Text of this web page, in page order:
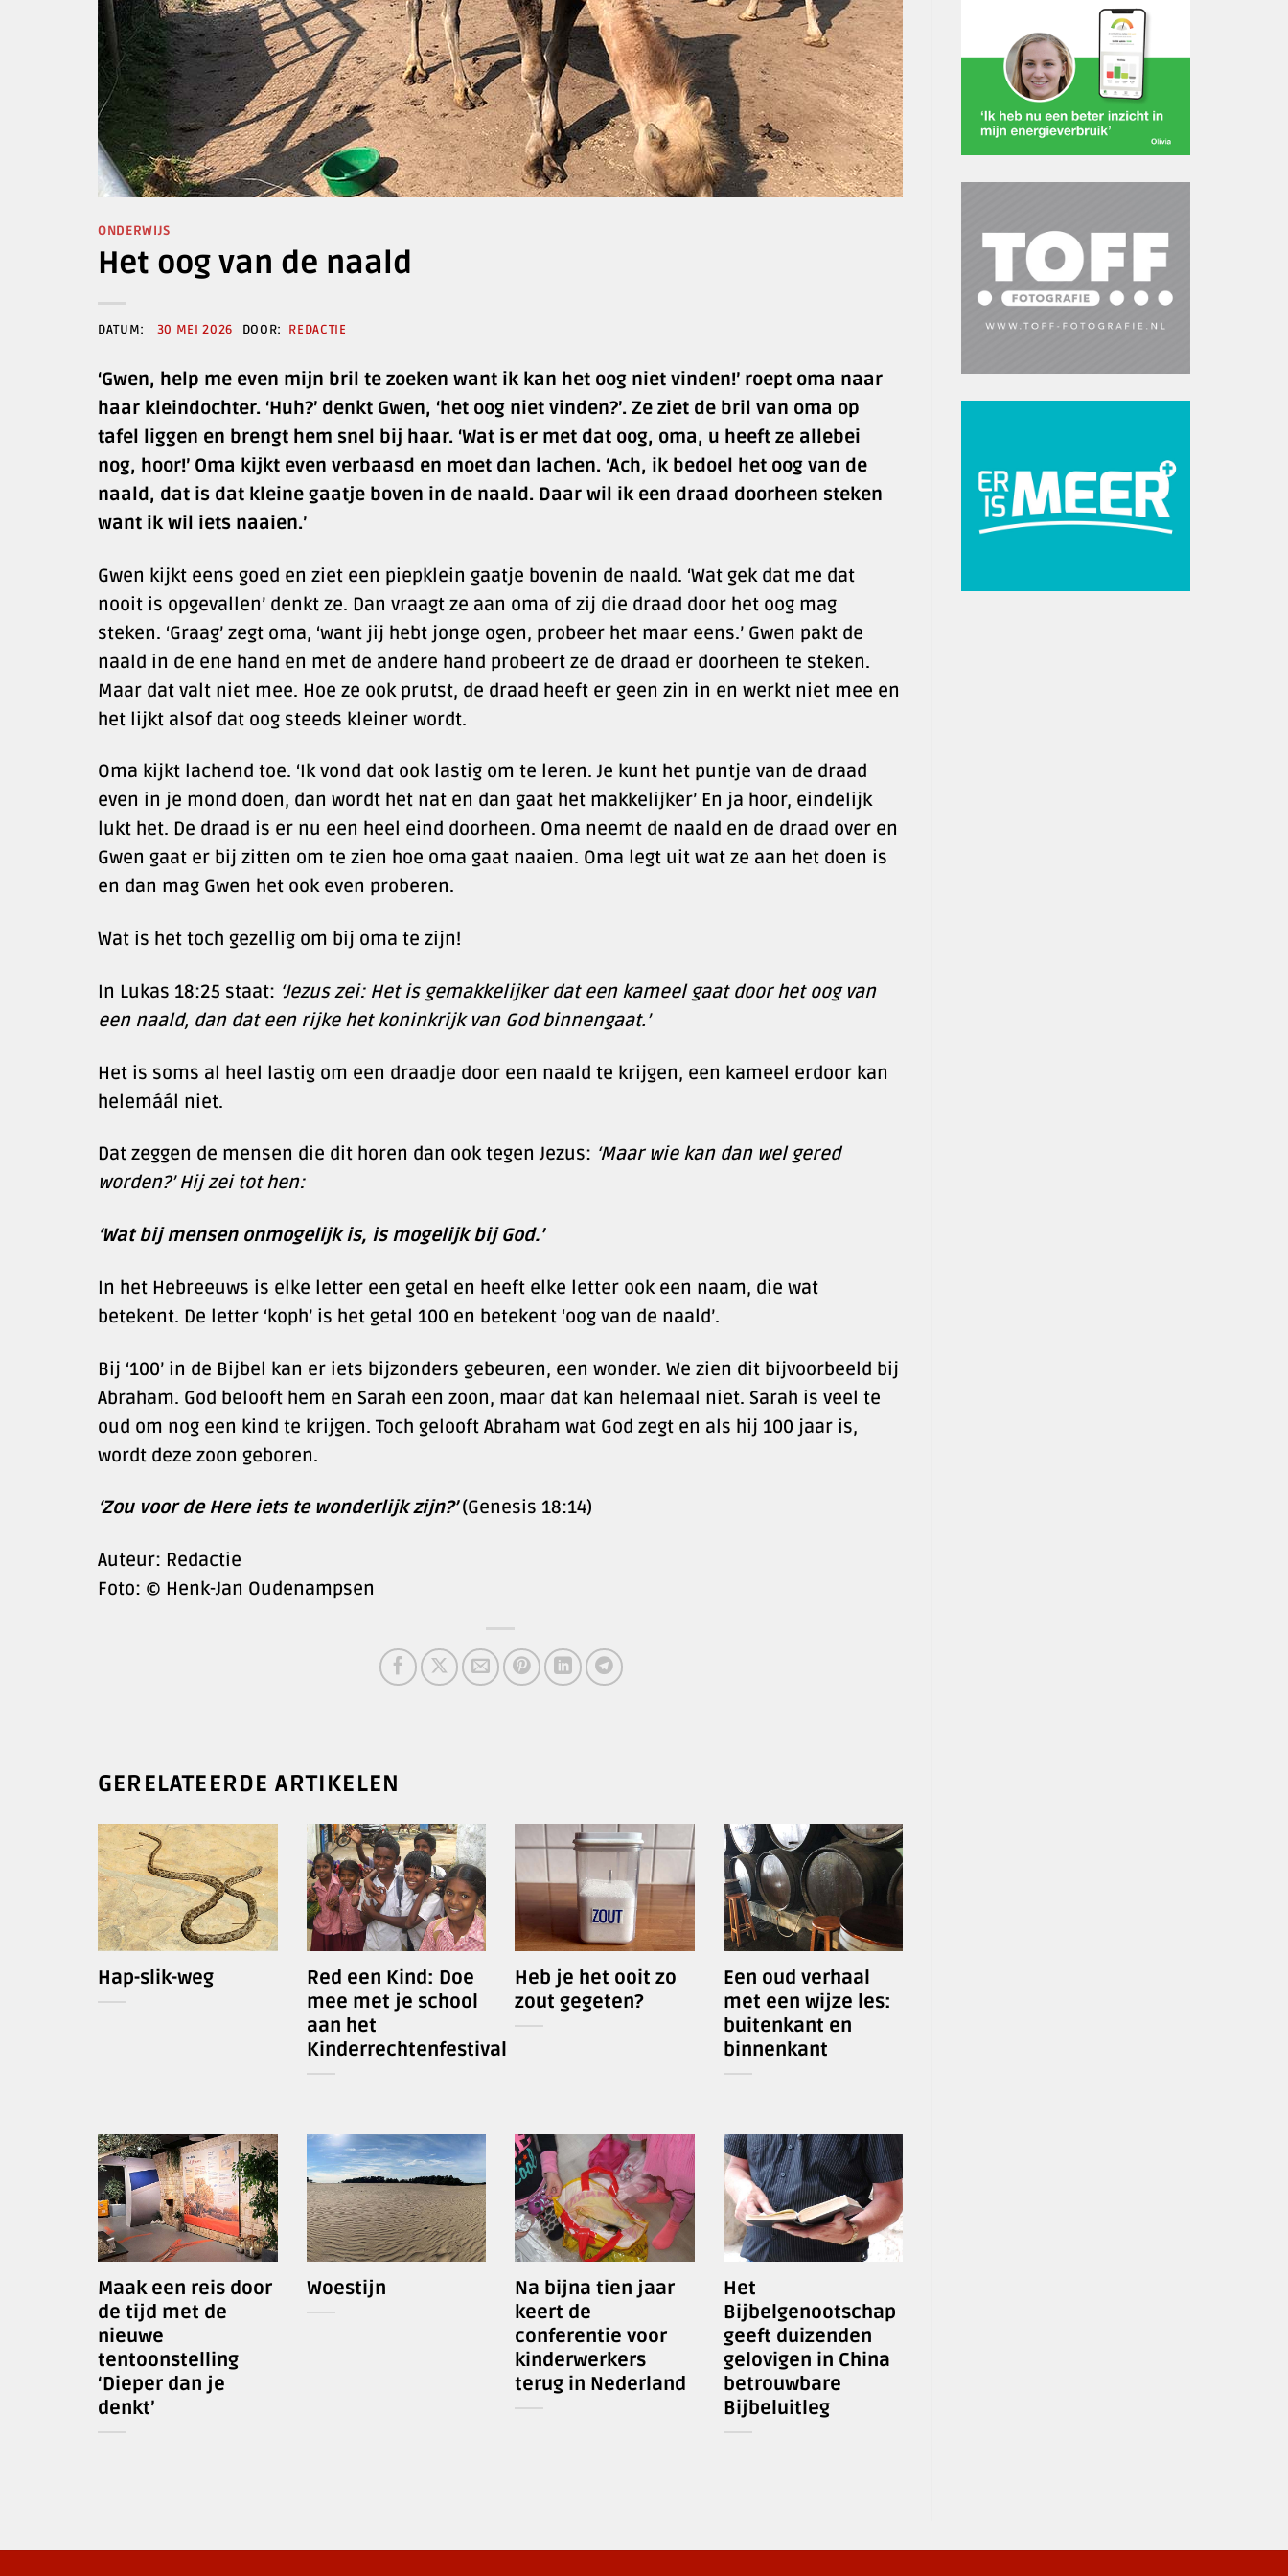
ONDERWIJS
Het oog van de naald
30 MEI 2026 REDACTIE
‘Gwen, help me even mijn bril te zoeken want ik kan het oog niet vinden!’ roept oma naar
haar kleindochter. ‘Huh?’ denkt Gwen, ‘het oog niet vinden?’. Ze ziet de bril van oma op
tafel liggen en brengt hem snel bij haar. ‘Wat is er met dat oog, oma, u heeft ze allebei
nog, hoor!’ Oma kijkt even verbaasd en moet dan lachen. ‘Ach, ik bedoel het oog van de
naald, dat is dat kleine gaatje boven in de naald. Daar wil ik een draad doorheen steken
want ik wil iets naaien.’
Gwen kijkt eens goed en ziet een piepklein gaatje bovenin de naald. ‘Wat gek dat me dat
nooit is opgevallen’ denkt ze. Dan vraagt ze aan oma of zij die draad door het oog mag
steken. ‘Graag’ zegt oma, ‘want jij hebt jonge ogen, probeer het maar eens.’ Gwen pakt de
naald in de ene hand en met de andere hand probeert ze de draad er doorheen te steken.
Maar dat valt niet mee. Hoe ze ook prutst, de draad heeft er geen zin in en werkt niet mee en
het lijkt alsof dat oog steeds kleiner wordt.
Oma kijkt lachend toe. ‘Ik vond dat ook lastig om te leren. Je kunt het puntje van de draad
even in je mond doen, dan wordt het nat en dan gaat het makkelijker’ En ja hoor, eindelijk
lukt het. De draad is er nu een heel eind doorheen. Oma neemt de naald en de draad over en
Gwen gaat er bij zitten om te zien hoe oma gaat naaien. Oma legt uit wat ze aan het doen is
en dan mag Gwen het ook even proberen.
Wat is het toch gezellig om bij oma te zijn!
In Lukas 18:25 staat: ‘Jezus zei: Het is gemakkelijker dat een kameel gaat door het oog van
een naald, dan dat een rijke het koninkrijk van God binnengaat.’
Het is soms al heel lastig om een draadje door een naald te krijgen, een kameel erdoor kan
helemáál niet.
Dat zeggen de mensen die dit horen dan ook tegen Jezus: ‘Maar wie kan dan wel gered
worden?’ Hij zei tot hen:
‘Wat bij mensen onmogelijk is, is mogelijk bij God.’
In het Hebreeuws is elke letter een getal en heeft elke letter ook een naam, die wat
betekent. De letter ‘koph’ is het getal 100 en betekent ‘oog van de naald’.
Bij ‘100’ in de Bijbel kan er iets bijzonders gebeuren, een wonder. We zien dit bijvoorbeeld bij
Abraham. God belooft hem en Sarah een zoon, maar dat kan helemaal niet. Sarah is veel te
oud om nog een kind te krijgen. Toch gelooft Abraham wat God zegt en als hij 100 jaar is,
wordt deze zoon geboren.
‘Zou voor de Here iets te wonderlijk zijn?’(Genesis 18:14)
Auteur: Redactie
Foto: © Henk-Jan Oudenampsen
GERELATEERDE ARTIKELEN
Hap-slik-weg
Red een Kind: Doe
mee met je school
aan het
Kinderrechtenfestival
Heb je het ooit zo
zout gegeten?
Een oud verhaal
met een wijze les:
buitenkant en
binnenkant
Maak een reis door
de tijd met de
nieuwe
tentoonstelling
‘Dieper dan je
denkt’
Woestijn
Na bijna tien jaar
keert de
conferentie voor
kinderwerkers
terug in Nederland
Het
Bijbelgenootschap
geeft duizenden
gelovigen in China
betrouwbare
Bijbeluitleg